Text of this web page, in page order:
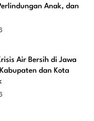
Anak, dan
Air Bersih di Jawa
dan Kota